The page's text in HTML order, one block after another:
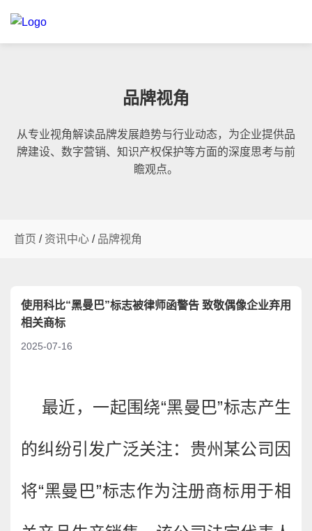
品牌视角
从专业视角解读品牌发展趋势与行业动态，为企业提供品
牌建设、数字营销、知识产权保护等方面的深度思考与前
瞻观点。
首页 / 资讯中心 / 品牌视角
使用科比“黑曼巴”标志被律师函警告 致敬偶像企业弃用
相关商标
2025-07-16
最近，一起围绕“黑曼巴”标志产生
的纠纷引发广泛关注：贵州某公司因
将“黑曼巴”标志作为注册商标用于相